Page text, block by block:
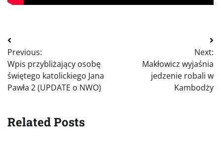
Nawigacja
wpisu
Previous:
Wpis przybliżający osobę
świętego katolickiego Jana
Pawła 2 (UPDATE o NWO)
Next:
Makłowicz wyjaśnia
jedzenie robali w
Kambodży
Related Posts